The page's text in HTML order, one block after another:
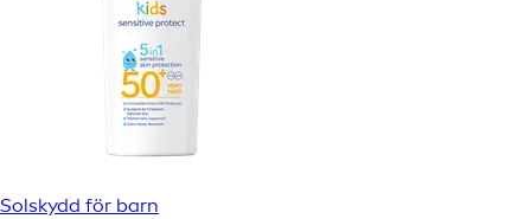
Solskydd för barn